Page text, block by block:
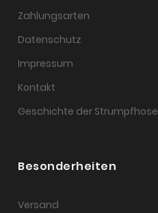
Zahlungsarten
Datenschutz
Impressum
Kontakt
Geschichte der Strumpfhose
Besonderheiten
Versand